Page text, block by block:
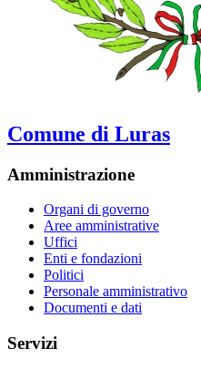
Comune di Luras
Amministrazione
Organi di governo
Aree amministrative
Uffici
Enti e fondazioni
Politici
Personale amministrativo
Documenti e dati
Servizi